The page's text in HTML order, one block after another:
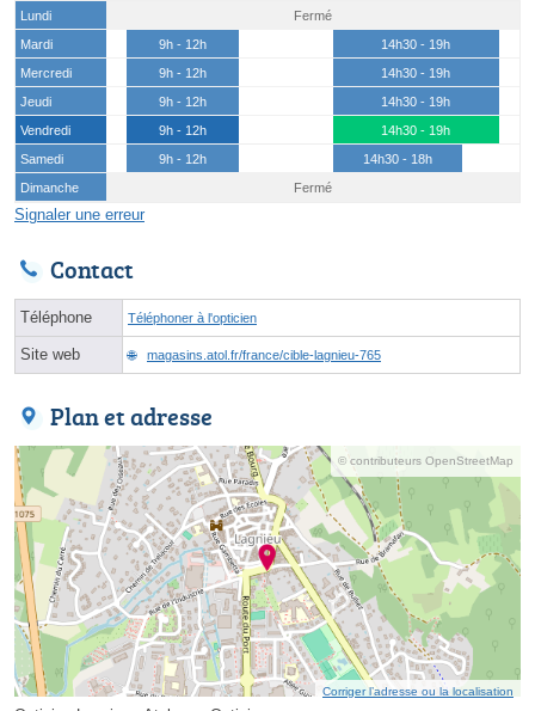
Lundi
Fermé
Mardi
9h - 12h
14h30 - 19h
Mercredi
9h - 12h
14h30 - 19h
Jeudi
9h - 12h
14h30 - 19h
Vendredi
9h - 12h
14h30 - 19h
Samedi
9h - 12h
14h30 - 18h
Dimanche
Fermé
Signaler une erreur
Contact
Téléphone Téléphoner à l'opticien
Site web magasins.atol.fr/france/cible-lagnieu-765
Plan et adresse
© contributeurs OpenStreetMap
Corriger l’adresse ou la localisation